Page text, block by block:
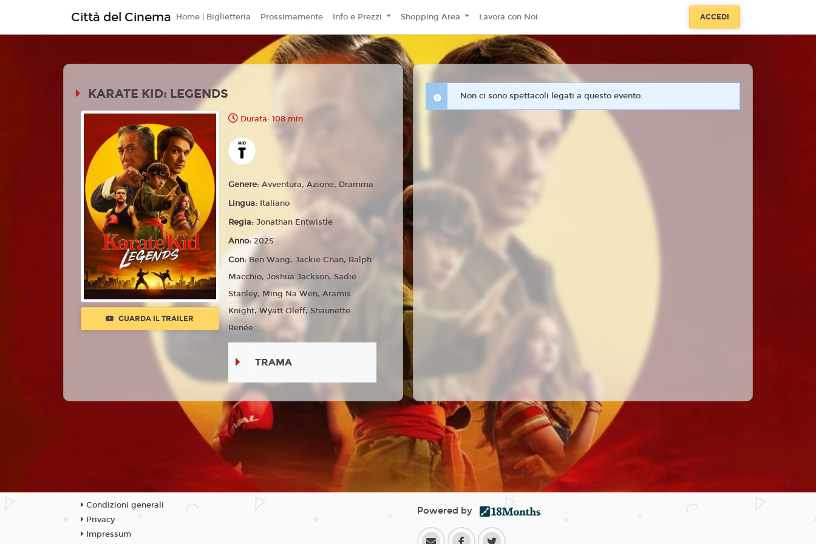
Città del Cinema Home | Biglietteria Prossimamente Info e Prezzi Shopping Area Lavora con Noi ACCEDI
KARATE KID: LEGENDS
GUARDA IL TRAILER
Durata: 108 min
Genere:Avventura, Azione, Dramma
Lingua: Italiano
Regia:Jonathan Entwistle
Anno:2025
Con:Ben Wang, Jackie Chan, Ralph
Macchio, Joshua Jackson, Sadie
Stanley, Ming Na Wen, Aramis
Knight, Wyatt Oleff, Shaunette
Renée...
TRAMA
Non ci sono spettacoli legati a questo evento.
Condizioni generali
Privacy
Impressum
Powered by